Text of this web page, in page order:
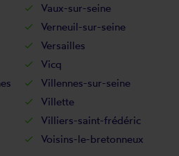
Vaux-sur-seine
Verneuil-sur-seine
Versailles
Vicq
Villennes-sur-seine
Villette
Villiers-saint-frédéric
Voisins-le-bretonneux